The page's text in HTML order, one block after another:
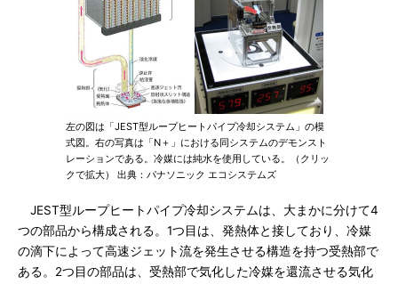
左の図は「JEST型ループヒートパイプ冷却システム」の模
式図。右の写真は「N＋」における同システムのデモンスト
レーションである。冷媒には純水を使用している。（クリッ
クで拡大） 出典：パナソニック エコシステムズ
JEST型ループヒートパイプ冷却システムは、大まかに分けて4
つの部品から構成される。1つ目は、発熱体と接しており、冷媒
の滴下によって高速ジェット流を発生させる構造を持つ受熱部で
ある。2つ目の部品は、受熱部で気化した冷媒を還流させる気化